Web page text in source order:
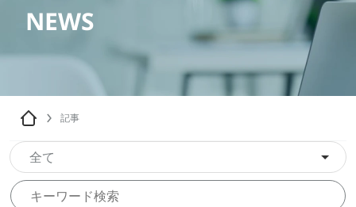
NEWS
記事
全て